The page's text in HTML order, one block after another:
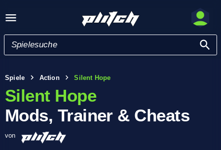
Spiele Action Silent Hope
Silent Hope
Mods, Trainer & Cheats
von